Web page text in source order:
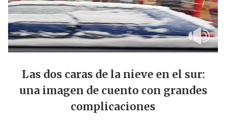
Las dos caras de la nieve en el sur:
una imagen de cuento con grandes
complicaciones